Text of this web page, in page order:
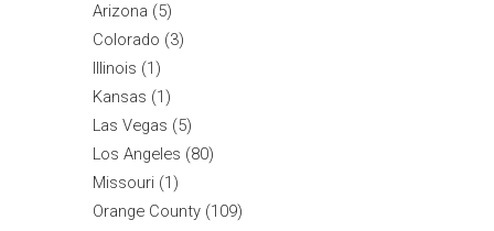
Arizona (5)
Colorado (3)
Illinois (1)
Kansas (1)
Las Vegas (5)
Los Angeles (80)
Missouri (1)
Orange County (109)